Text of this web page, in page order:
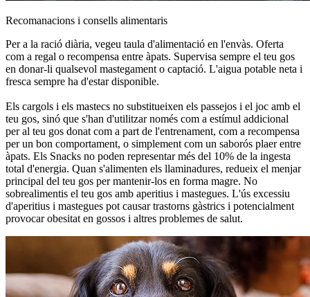
Recomanacions i consells alimentaris
Per a la ració diària, vegeu taula d'alimentació en l'envàs. Oferta
com a regal o recompensa entre àpats. Supervisa sempre el teu gos
en donar-li qualsevol mastegament o captació. L'aigua potable neta i
fresca sempre ha d'estar disponible.
Els cargols i els mastecs no substitueixen els passejos i el joc amb el
teu gos, sinó que s'han d'utilitzar només com a estímul addicional
per al teu gos donat com a part de l'entrenament, com a recompensa
per un bon comportament, o simplement com un saborós plaer entre
àpats. Els Snacks no poden representar més del 10% de la ingesta
total d'energia. Quan s'alimenten els llaminadures, redueix el menjar
principal del teu gos per mantenir-los en forma magre. No
sobrealimentis el teu gos amb aperitius i mastegues. L'ús excessiu
d'aperitius i mastegues pot causar trastorns gàstrics i potencialment
provocar obesitat en gossos i altres problemes de salut.